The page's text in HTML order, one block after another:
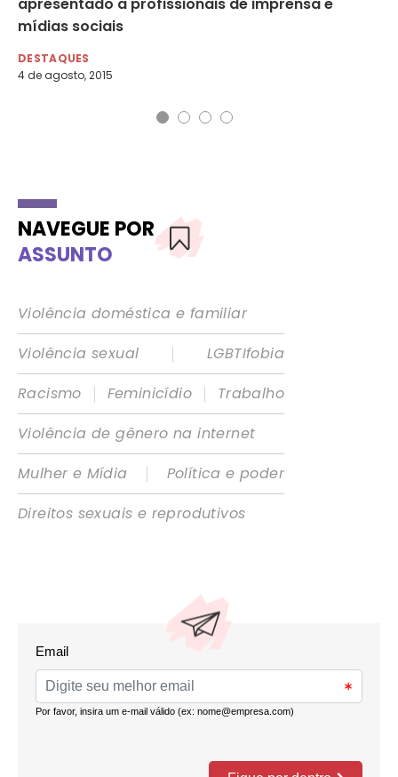
mídias sociais
DESTAQUES
4 de agosto, 2015
NAVEGUE POR
ASSUNTO
Violência doméstica e familiar
Violência sexual
|
LGBTIfobia
Racismo
| Feminicídio |
Trabalho
Violência de gênero na internet
Mulher e Mídia
|
Política e poder
Direitos sexuais e reprodutivos